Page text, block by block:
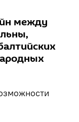
между